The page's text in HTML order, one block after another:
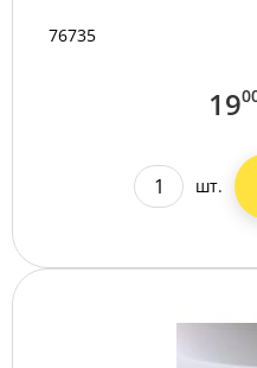
76735
19
шт.